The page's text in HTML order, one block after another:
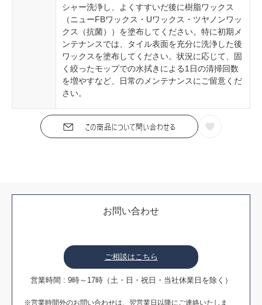
シャー洗浄し、よくすすいだ後に樹脂ワックス
（ニューFBワックス・Uワックス・ツヤノンワッ
クス（抗菌））を塗布してください。特に初期メ
ンテナンスでは、タイル表面を充分に洗浄した後
ワックスを塗布してください。状況に応じて、固
く絞ったモップでの水拭きによる1日の清掃回数
を増やすなど、日常のメンテナンスにご留意くだ
さい。
お問い合わせ
ご相談はこちら
営業時間 : 9時～17時（土・日・祝日・当社休業日を除く）
※営業時間外のお問い合わせは、翌営業日以降にご連絡いたしま